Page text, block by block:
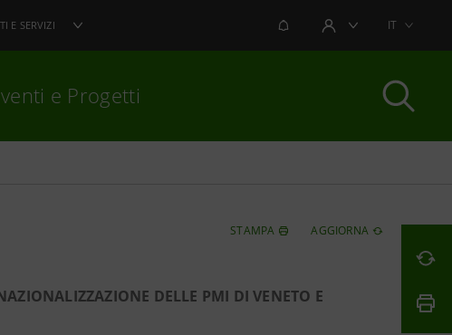
E SERVIZI NOTIFICHEAREA UTENTEIT
e Progetti
STAMPA AGGIORNA
DELLE PMI DI VENETO E